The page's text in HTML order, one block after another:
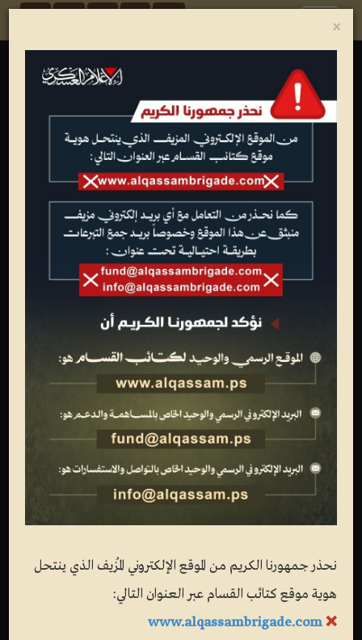
ألبوم الصور
شهداء القسام تصاميم فنية عمليات جهادية الجيل الأول للقسام
تدريبات وعروض عسكرية متفرقات وفاء الأحرار
×
نحذر جمهورنا الكريم من الموقع الإلكتروني المُزيف الذي ينتحل
هوية موقع كتائب القسام عبر العنوان التالي:
❌
www.alqassambrigade.com